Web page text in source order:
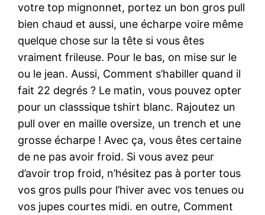
votre top mignonnet, portez un bon gros pull
bien chaud et aussi, une écharpe voire même
quelque chose sur la tête si vous êtes
vraiment frileuse. Pour le bas, on mise sur le
ou le jean. Aussi, Comment s’habiller quand il
fait 22 degrés ? Le matin, vous pouvez opter
pour un classsique tshirt blanc. Rajoutez un
pull over en maille oversize, un trench et une
grosse écharpe ! Avec ça, vous êtes certaine
de ne pas avoir froid. Si vous avez peur
d’avoir trop froid, n’hésitez pas à porter tous
vos gros pulls pour l’hiver avec vos tenues ou
vos jupes courtes midi. en outre, Comment